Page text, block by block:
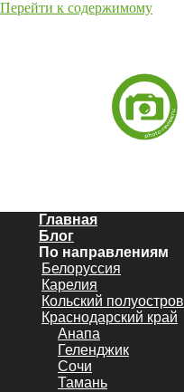
Перейти к содержимому
Главная
Блог
По направлениям
Белоруссия
Карелия
Кольский полуостров
Краснодарский край
Анапа
Геленджик
Сочи
Тамань